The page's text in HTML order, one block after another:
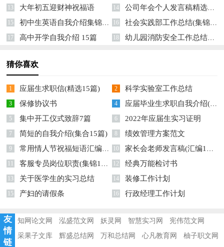
13 大年初五迎财神祝福语 14 公司年会个人发言稿精选15篇
15 初中生英语自我介绍集锦12篇 16 社会实践部工作总结(集锦15篇)
17 高中开学自我介绍 15篇 18 幼儿园消防安全工作总结精选14篇
猜你喜欢
1 应届生求职信(精选15篇) 2 科学实验室工作总结
3 保修协议书 4 应届毕业生求职自我介绍(汇编15篇)
5 集中开工仪式致辞7篇 6 2022年应届生实习证明
7 简短的自我介绍(集合15篇) 8 绩效管理方案范文
9 常用情人节祝福短语汇编77句 10 家长会老师发言稿(汇编15篇)
11 客服专员岗位职责(集锦15篇) 12 经典万能检讨书
13 关于医学生的实习总结 14 装修工作计划
15 产妇的请假条 16 行政经理工作计划
友
情
链
知网论文网 泓盛范文网 妖灵网 智慧实习网
宪伟范文网
采果子文库
辉盛总结网 万和总结网 心凡教育网 柚子职文网